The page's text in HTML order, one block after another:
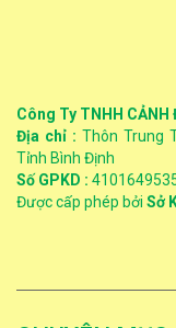
Công Ty TNHH CẢNH
Địa chỉ : Thôn Trung
Tỉnh Bình Định
Số GPKD :
Được cấp phép bởi Sở